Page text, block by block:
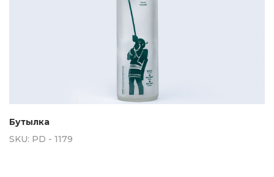
Бутылка
SKU: PD - 1179